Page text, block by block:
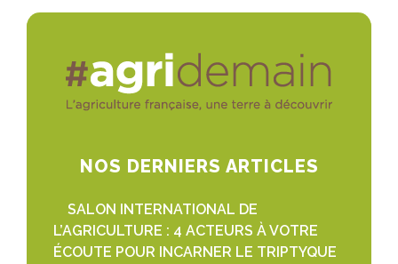
NOS DERNIERS ARTICLES
SALON INTERNATIONAL DE
L’AGRICULTURE : 4 ACTEURS À VOTRE
ÉCOUTE POUR INCARNER LE TRIPTYQUE